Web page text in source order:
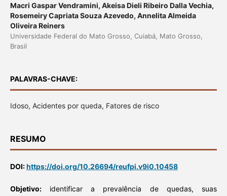
Macri Gaspar Vendramini, Akeisa Dieli Ribeiro Dalla Vechia,
Rosemeiry Capriata Souza Azevedo, Annelita Almeida
Oliveira Reiners
Universidade Federal do Mato Grosso, Cuiabá, Mato Grosso,
Brasil
PALAVRAS-CHAVE:
Idoso, Acidentes por queda, Fatores de risco
RESUMO
DOI:https://doi.org/10.26694/reufpi.v9i0.10458
Objetivo:identificar a prevalência de quedas, suas